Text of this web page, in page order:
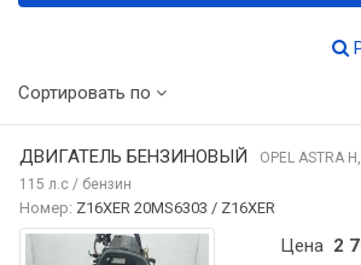
Сортировать по
ДВИГАТЕЛЬ БЕНЗИНОВЫЙ OPEL ASTRA
115 л.с / бензин
Номер: Z16XER 20MS6303 / Z16XER
Цена 2